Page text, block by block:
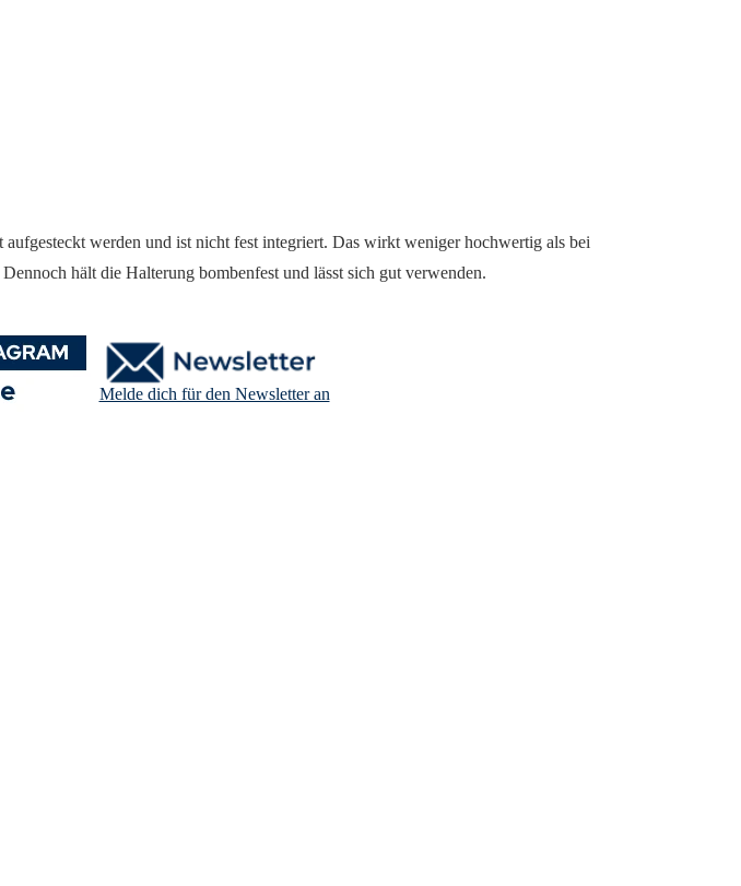
werden und ist nicht fest integriert. Das wirkt weniger hochwertig als bei
hält die Halterung bombenfest und lässt sich gut verwenden.
Melde dich für den Newsletter an